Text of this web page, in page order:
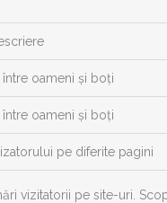
între oameni și boți
între oameni și boți
pe diferite pagini
vizitatorii pe site-uri.